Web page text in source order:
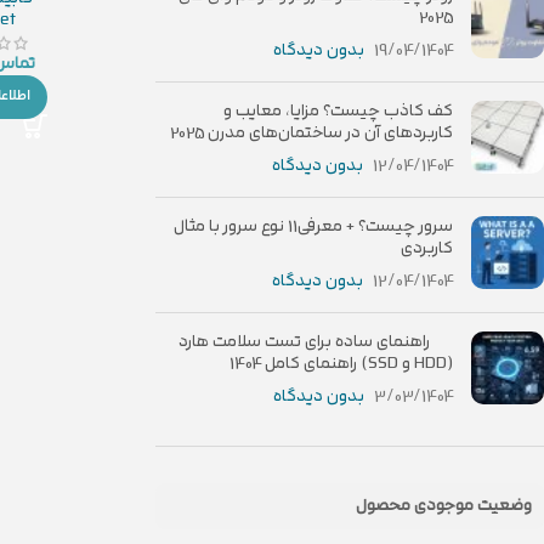
2025
19/04/1404 بدون دیدگاه
کف کاذب چیست؟ مزایا، معایب و
کاربردهای آن در ساختمان‌های مدرن 2025
12/04/1404 بدون دیدگاه
سرور چیست؟ + معرفی11 نوع سرور با مثال
کاربردی
12/04/1404 بدون دیدگاه
راهنمای ساده برای تست سلامت هارد
(HDD و SSD) راهنمای کامل 1404
3/03/1404 بدون دیدگاه
وضعیت موجودی محصول